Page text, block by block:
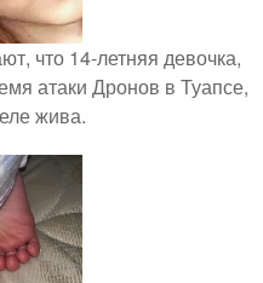
что 14-летняя девочка,
атаки Дронов в Туапсе,
жива.